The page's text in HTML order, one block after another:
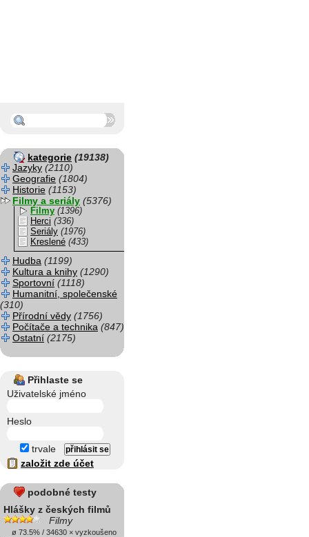
kategorie (19138)
Jazyky (2110)
Geografie (1804)
Historie (1153)
Filmy a seriály (5376)
Filmy (1396)
Herci (336)
Seriály (1976)
Kreslené (433)
Hudba (1199)
Kultura a knihy (1290)
Sportovní (1118)
Humanitní, společenské
(310)
Přírodní vědy (1756)
Počítače a technika (847)
Ostatní (2175)
Přihlaste se
Uživatelské jméno
Heslo
trvale
založit zde účet
podobné testy
Hlášky z českých filmů
Filmy
ø 73.5% / 34630 × vyzkoušeno